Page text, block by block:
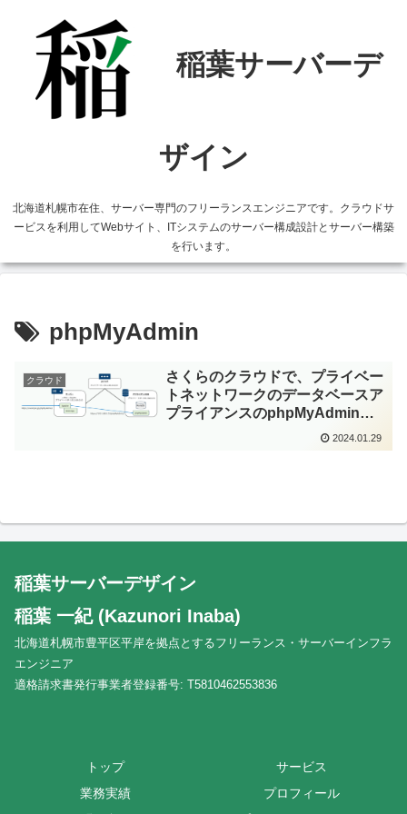
北海道札幌市在住、サーバー専門のフリーランスエンジニアです。クラウドサ
ービスを利用してWebサイト、ITシステムのサーバー構成設計とサーバー構築
を行います。
phpMyAdmin
クラウド
さくらのクラウドで、プライベー
トネットワークのデータベースア
プライアンスのphpMyAdminに
2024.01.29
稲葉サーバーデザイン
稲葉 一紀 (Kazunori Inaba)
北海道札幌市豊平区平岸を拠点とするフリーランス・サーバーインフラ
エンジニア
適格請求書発行事業者登録番号: T5810462553836
トップ
サービス
業務実績
プロフィール